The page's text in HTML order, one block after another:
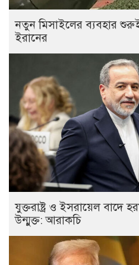
নতুন মিসাইলের ব্যবহার
ইরানের
যুক্তরাষ্ট্র ও ইসরায়েল বাদে
উন্মুক্ত: আরাকচি